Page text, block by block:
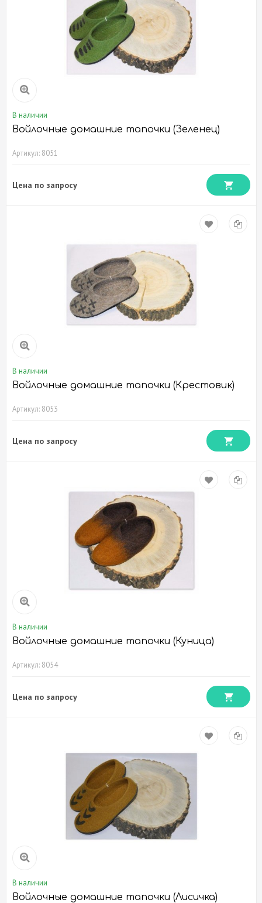
В наличии
Войлочные домашние тапочки (Зеленец)
Артикул: 8051
Цена по запросу
В наличии
Войлочные домашние тапочки (Крестовик)
Артикул: 8053
Цена по запросу
В наличии
Войлочные домашние тапочки (Куница)
Артикул: 8054
Цена по запросу
В наличии
Войлочные домашние тапочки (Лисичка)